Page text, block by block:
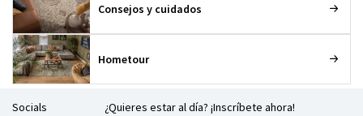
Consejos y cuidados
Hometour
Socials ¿Quieres estar al día? ¡Inscríbete ahora!